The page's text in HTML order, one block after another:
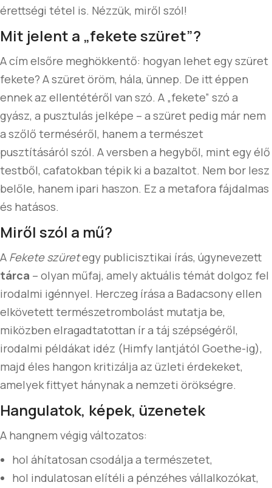
érettségi tétel is. Nézzük, miről szól!
Mit jelent a „fekete szüret”?
A cím elsőre meghökkentő: hogyan lehet egy szüret
fekete? A szüret öröm, hála, ünnep. De itt éppen
ennek az ellentétéről van szó. A „fekete” szó a
gyász, a pusztulás jelképe – a szüret pedig már nem
a szőlő terméséről, hanem a természet
pusztításáról szól. A versben a hegyből, mint egy élő
testből, cafatokban tépik ki a bazaltot. Nem bor lesz
belőle, hanem ipari haszon. Ez a metafora fájdalmas
és hatásos.
Miről szól a mű?
A Fekete szüretegy publicisztikai írás, úgynevezett
tárca – olyan műfaj, amely aktuális témát dolgoz fel
irodalmi igénnyel. Herczeg írása a Badacsony ellen
elkövetett természetrombolást mutatja be,
miközben elragadtatottan ír a táj szépségéről,
irodalmi példákat idéz (Himfy lantjától Goethe-ig),
majd éles hangon kritizálja az üzleti érdekeket,
amelyek fittyet hánynak a nemzeti örökségre.
Hangulatok, képek, üzenetek
A hangnem végig változatos:
hol áhítatosan csodálja a természetet,
hol indulatosan elítéli a pénzéhes vállalkozókat,